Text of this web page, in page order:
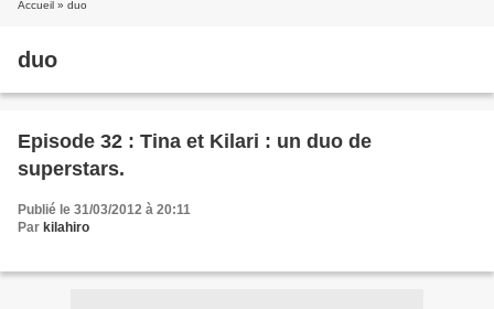
Accueil » duo
duo
Episode 32 : Tina et Kilari : un duo de
superstars.
Publié le 31/03/2012 à 20:11
Par kilahiro